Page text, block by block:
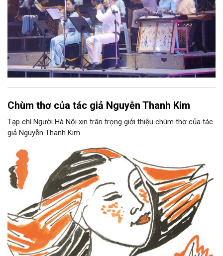
Chùm thơ của tác giả Nguyễn Thanh Kim
Tạp chí Người Hà Nội xin trân trọng giới thiệu chùm thơ của tác
giả Nguyễn Thanh Kim.